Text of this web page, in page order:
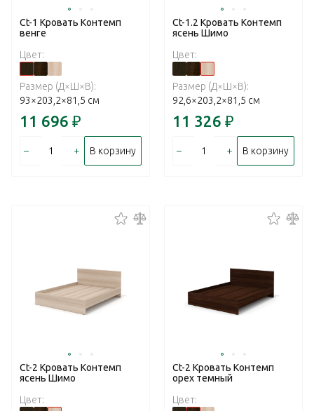
Ct-1 Кровать Контемп
венге
Цвет:
Размер (Д×Ш×В):
93×203,2×81,5 см
11 696 ₽
– + В корзину
Ct-1.2 Кровать Контемп
ясень Шимо
Цвет:
Размер (Д×Ш×В):
92,6×203,2×81,5 см
11 326 ₽
– + В корзину
Ct-2 Кровать Контемп
ясень Шимо
Цвет:
Ct-2 Кровать Контемп
орех темный
Цвет: